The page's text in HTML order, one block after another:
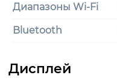
Диапазоны Wi-Fi
Bluetooth